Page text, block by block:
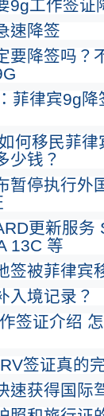
9g工作签证
速降签
要降签吗？
菲律宾9g降
何移民菲律
少钱？
暂停执行外
更新服务
13C 等
签被菲律宾
入境记录？
签证介绍
签证真的
速获得国际